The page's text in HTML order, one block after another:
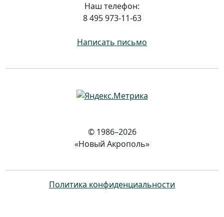
Наш телефон:
8 495 973-11-63
Написать письмо
© 1986–2026
«Новый Акрополь»
Политика конфиденциальности